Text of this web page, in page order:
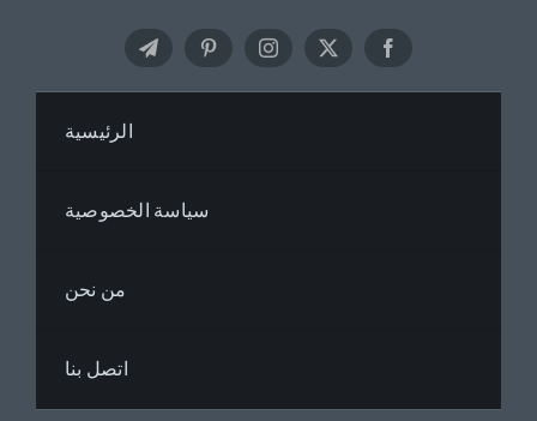
الرئيسية
سياسة الخصوصية
من نحن
اتصل بنا